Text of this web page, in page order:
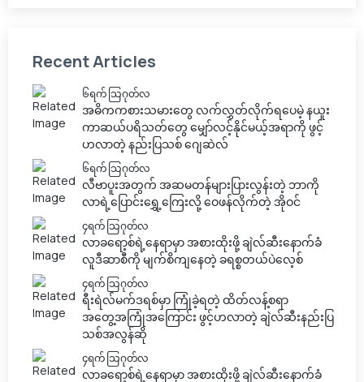
Recent Articles
၆ရက် သြဂုတ်လ
အဓိကကစားသမားတွေ လက်လွှတ်လိုက်ရပေမဲ့ နယူး
ကာဆယ်ပရိသတ်တွေ မျှော်လင့်နိုင်မယ့်အရာကို ဖွင့်
ဟလာတဲ့ နည်းပြသစ် ဂျေဆဲလ်
၆ရက် သြဂုတ်လ
လီဗာပူးအတွက် အဆမတန်များပြားလွန်းတဲ့ ဘာကို
လာရဲ့ပြောင်းရွှေ့ကြေးလို့ ဝေဖန်လိုက်တဲ့ အိုဝင်
၄ရက် သြဂုတ်လ
လာခရော့စ်ရဲ့နေရာမှာ အစားထိုးဖို့ ချဲလ်ဆီးနောက်ခံ
လူဒီဆာစီကို မျက်စိကျနေတဲ့ ခရစ္စတယ်ပဲလေ့စ်
၄ရက် သြဂုတ်လ
ရီးရဲလ်မက်ဒရစ်မှာ ကြုံခဲ့ရတဲ့ ထိတ်လန့်စရာ
အတွေ့အကြုံအကြောင်း ဖွင့်ဟလာတဲ့ ချဲလ်ဆီးနည်းပြ
သစ်အလွန်ဆို
၄ရက် သြဂုတ်လ
လာခရော့စ်ရဲ့နေရာမှာ အစားထိုးဖို့ ချဲလ်ဆီးနောက်ခံ